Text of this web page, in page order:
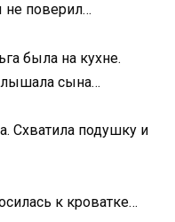
не поверил…
была на кухне.
сына…
Схватила подушку и
к кроватке…